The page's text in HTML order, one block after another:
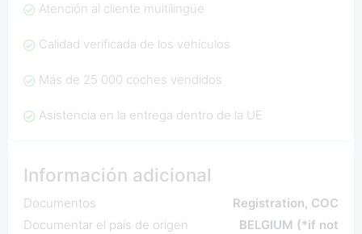
Atención al cliente multilingüe
Calidad verificada de los vehículos
Más de 25 000 coches vendidos
Asistencia en la entrega dentro de la UE
Información adicional
Documentos
Registration, COC
Documentar el país de origen
BELGIUM (*if not